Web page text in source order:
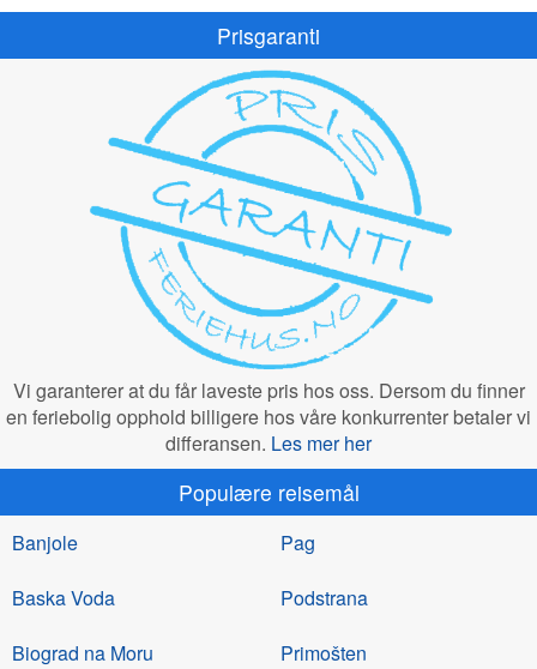
Prisgaranti
Vi garanterer at du får laveste pris hos oss. Dersom du finner
en feriebolig opphold billigere hos våre konkurrenter betaler vi
differansen. Les mer her
Populære reisemål
Banjole
Baska Voda
Biograd na Moru
Pag
Podstrana
Primošten